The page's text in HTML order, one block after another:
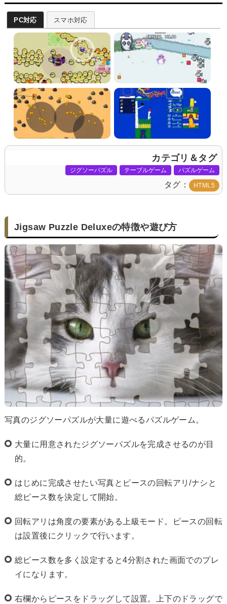
PC対応 スマホ対応
カテゴリ＆タグ
ジグソーパズル テーブルゲーム パズルゲーム
タグ HTML5
Jigsaw Puzzle Deluxeの特徴や遊び方
写真のジグソーパズルが大量に遊べるパズルゲーム。
大量に用意されたジグソーパズルを完成させるのが目
的。
はじめに完成させたい写真とピースの回転アリ/ナシと
総ピース数を決定して開始。
回転アリは角度の要素がある上級モード。ピースの回転
は設置後にクリックで行います。
総ピース数を多く設定すると4分割された画面でのプレ
イになります。
右欄からピースをドラッグして設置。上下のドラッグで